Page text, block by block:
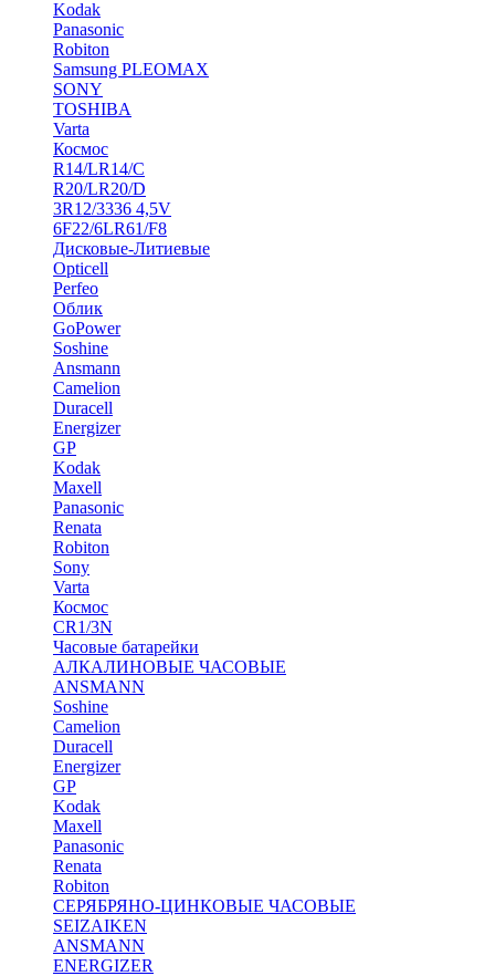
Kodak
Panasonic
Robiton
Samsung PLEOMAX
SONY
TOSHIBA
Varta
Космос
R14/LR14/C
R20/LR20/D
3R12/3336 4,5V
6F22/6LR61/F8
Дисковые-Литиевые
Opticell
Perfeo
Облик
GoPower
Soshine
Ansmann
Camelion
Duracell
Energizer
GP
Kodak
Maxell
Panasonic
Renata
Robiton
Sony
Varta
Космос
CR1/3N
Часовые батарейки
АЛКАЛИНОВЫЕ ЧАСОВЫЕ
ANSMANN
Soshine
Camelion
Duracell
Energizer
GP
Kodak
Maxell
Panasonic
Renata
Robiton
СЕРЯБРЯНО-ЦИНКОВЫЕ ЧАСОВЫЕ
SEIZAIKEN
ANSMANN
ENERGIZER